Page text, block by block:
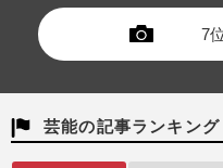
7
芸能の記事ランキング